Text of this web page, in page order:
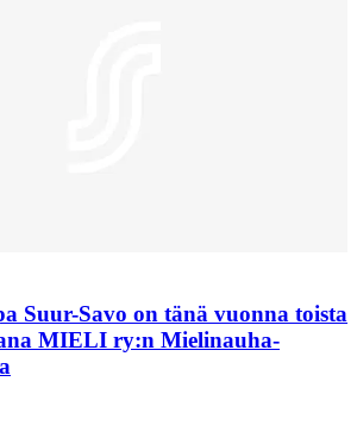
Suur-Savo on tänä vuonna toista
MIELI ry:n Mielinauha-